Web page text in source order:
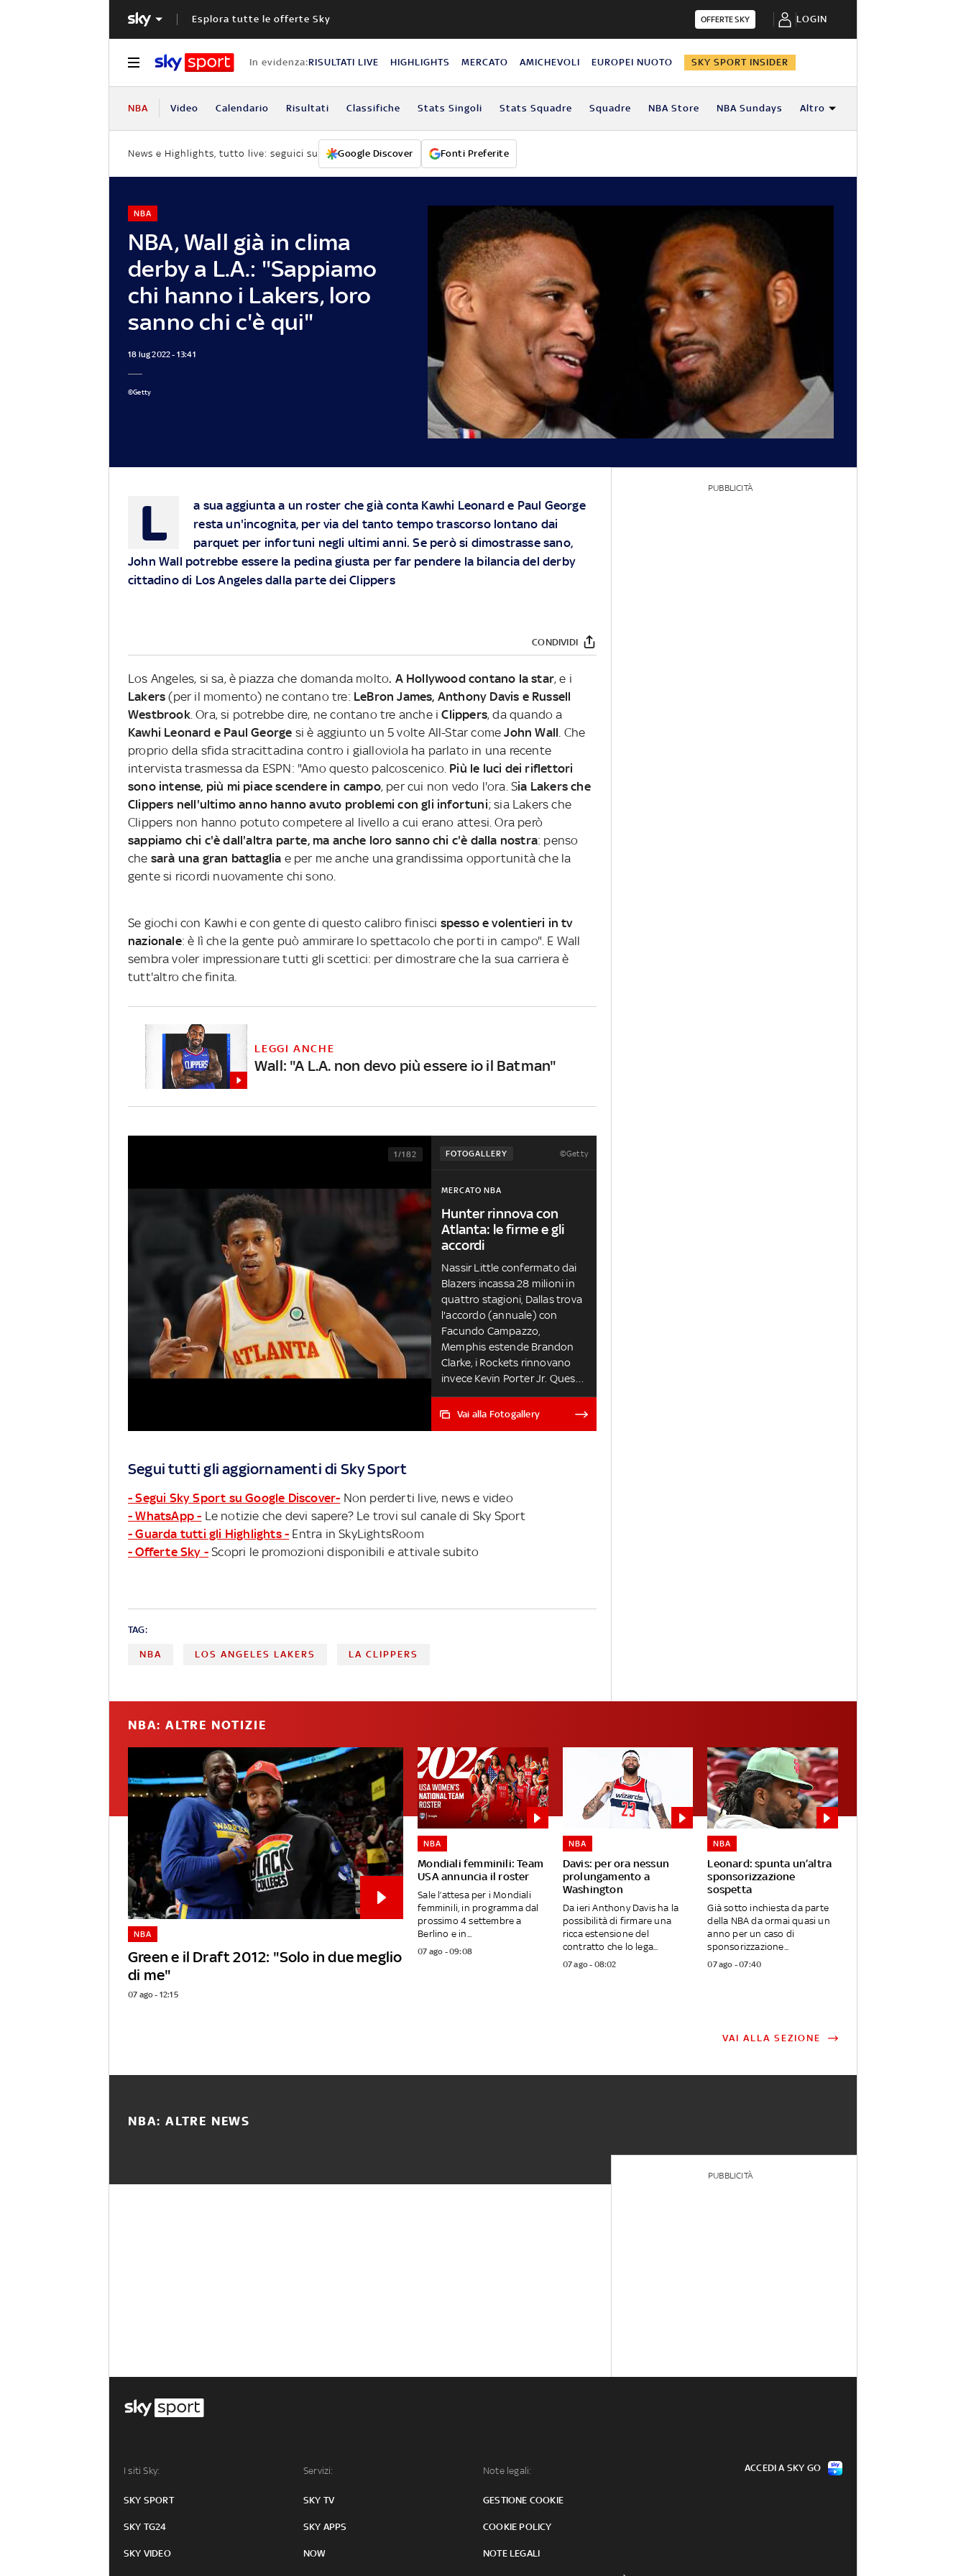
Esplora tutte le offerte Sky OFFERTE SKY LOGIN
In evidenza:RISULTATI LIVE HIGHLIGHTS MERCATO AMICHEVOLI EUROPEI NUOTO SKY SPORT INSIDER
NBA Video Calendario Risultati Classifiche Stats Singoli Stats Squadre Squadre NBA Store NBA Sundays Altro
News e Highlights, tutto live: seguici su Google Discover Fonti Preferite
NBA, Wall già in clima
derby a L.A.: "Sappiamo
chi hanno i Lakers, loro
sanno chi c'è qui"
NBA
18 lug 2022 - 13:41
©Getty
L
a sua aggiunta a un roster che già conta Kawhi Leonard e Paul George
resta un'incognita, per via del tanto tempo trascorso lontano dai
parquet per infortuni negli ultimi anni. Se però si dimostrasse sano,
John Wall potrebbe essere la pedina giusta per far pendere la bilancia del derby
cittadino di Los Angeles dalla parte dei Clippers
CONDIVIDI
Los Angeles, si sa, è piazza che domanda molto. A Hollywood contano la star, e i
Lakers(per il momento) ne contano tre: LeBron James, Anthony Davis e Russell
Westbrook. Ora, si potrebbe dire, ne contano tre anche iClippers, da quando a
Kawhi Leonard e Paul George si è aggiunto un 5 volte All-Star come John Wall. Che
proprio della sfida stracittadina contro i gialloviola ha parlato in una recente
intervista trasmessa da ESPN: "Amo questo palcoscenico. Più le luci dei riflettori
sono intense, più mi piace scendere in campo, per cui non vedo l'ora. Sia Lakers che
Clippers nell'ultimo anno hanno avuto problemi con gli infortuni; sia Lakers che
Clippers non hanno potuto competere al livello a cui erano attesi. Ora però
sappiamo chi c'è dall'altra parte, ma anche loro sanno chi c'è dalla nostra: penso
che sarà una gran battaglia e per me anche una grandissima opportunità che la
gente si ricordi nuovamente chi sono.
Se giochi con Kawhi e con gente di questo calibro finisci spesso e volentieri in tv
nazionale: è lì che la gente può ammirare lo spettacolo che porti in campo". E Wall
sembra voler impressionare tutti gli scettici: per dimostrare che la sua carriera è
tutt'altro che finita.
LEGGI ANCHE
Wall: "A L.A. non devo più essere io il Batman"
FOTOGALLERY ©Getty
1/182
MERCATO NBA
Hunter rinnova con
Atlanta: le firme e gli
accordi
Nassir Little confermato dai
Blazers incassa 28 milioni in
quattro stagioni, Dallas trova
l'accordo (annuale) con
Facundo Campazzo,
Memphis estende Brandon
Clarke, i Rockets rinnovano
invece Kevin Porter Jr. Questi
sono soltanto gli ultimi
contratti di una lunga lista di
Vai alla Fotogallery
Segui tutti gli aggiornamenti di Sky Sport
- Segui Sky Sport su Google Discover- Non perderti live, news e video
- WhatsApp - Le notizie che devi sapere? Le trovi sul canale di Sky Sport
- Guarda tutti gli Highlights - Entra in SkyLightsRoom
- Offerte Sky - Scopri le promozioni disponibili e attivale subito
TAG:
NBA LOS ANGELES LAKERS LA CLIPPERS
PUBBLICITÀ
NBA: ALTRE NOTIZIE
Green e il Draft 2012: "Solo in due meglio
di me"
NBA
07 ago - 12:15
Mondiali femminili: Team
USA annuncia il roster
NBA
Sale l’attesa per i Mondiali
femminili, in programma dal
prossimo 4 settembre a
Berlino e in...
07 ago - 09:08
Davis: per ora nessun
prolungamento a
Washington
NBA
Da ieri Anthony Davis ha la
possibilità di firmare una
ricca estensione del
contratto che lo lega...
07 ago - 08:02
Leonard: spunta un’altra
sponsorizzazione
sospetta
NBA
Già sotto inchiesta da parte
della NBA da ormai quasi un
anno per un caso di
sponsorizzazione...
07 ago - 07:40
VAI ALLA SEZIONE
NBA: ALTRE NEWS
PUBBLICITÀ
I siti Sky:
SKY SPORT
SKY TG24
SKY VIDEO
Servizi:
SKY TV
SKY APPS
NOW
Note legali:
GESTIONE COOKIE
COOKIE POLICY
NOTE LEGALI
ACCEDI A SKY GO